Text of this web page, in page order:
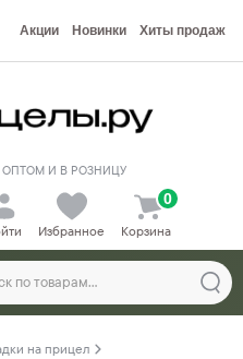
Акции Новинки Хиты продаж
И В РОЗНИЦУ
Избранное Корзина
0
на прицел